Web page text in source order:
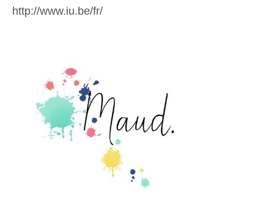
http://www.iu.be/fr/